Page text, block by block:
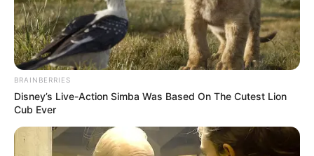
Biodata & Profil
Nama Lengkap: Luna Maya Sugeng
BRAINBERRIES
Disney’s Live-Action Simba Was Based On The Cutest Lion
Cub Ever